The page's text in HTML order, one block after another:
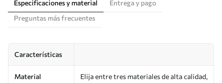
Especificaciones y material
Entrega y pago
Preguntas más frecuentes
Características
Material
Elija entre tres materiales de alta calidad,